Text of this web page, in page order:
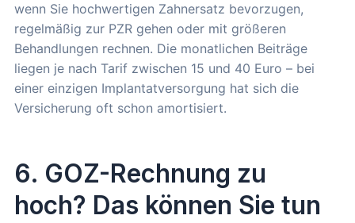
wenn Sie hochwertigen Zahnersatz bevorzugen,
regelmäßig zur PZR gehen oder mit größeren
Behandlungen rechnen. Die monatlichen Beiträge
liegen je nach Tarif zwischen 15 und 40 Euro – bei
einer einzigen Implantatversorgung hat sich die
Versicherung oft schon amortisiert.
6. GOZ-Rechnung zu
hoch? Das können Sie tun